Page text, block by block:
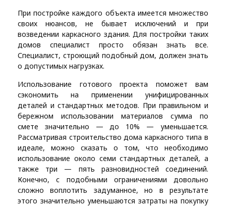
При постройке каждого объекта имеется множество
своих нюансов, не бывает исключений и при
возведении каркасного здания. Для постройки таких
домов специалист просто обязан знать все.
Специалист, строющий подобный дом, должен знать
о допустимых нагрузках.
Использование готового проекта поможет вам
сэкономить на применении унифицированных
деталей и стандартных методов. При правильном и
бережном использовании материалов сумма по
смете значительно — до 10% — уменьшается.
Рассматривая строительство дома каркасного типа в
идеале, можно сказать о том, что необходимо
использование около семи стандартных деталей, а
также три — пять разновидностей соединений.
Конечно, с подобными ограничениями довольно
сложно воплотить задуманное, но в результате
этого значительно уменьшаются затраты на покупку